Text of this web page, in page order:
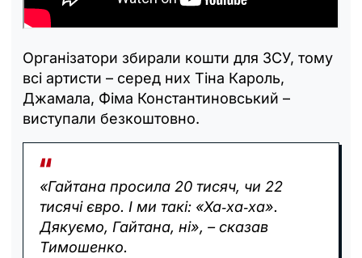
Організатори збирали кошти для ЗСУ, тому
всі артисти – серед них Тіна Кароль,
Джамала, Фіма Константиновський –
виступали безкоштовно.
«Гайтана просила 20 тисяч, чи 22
тисячі євро. І ми такі: «Ха‑ха‑ха».
Дякуємо, Гайтана, ні», – сказав
Тимошенко.